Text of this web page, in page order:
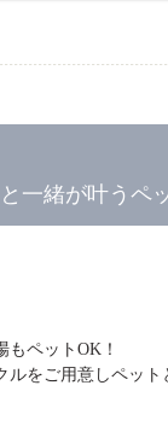
一緒が叶うペ
ペットOK！
ルをご用意しペッ